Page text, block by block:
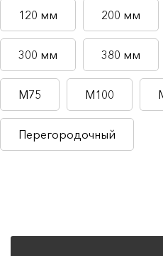
120 мм 200 мм
300 мм 380 мм
М75 М100
Перегородочный